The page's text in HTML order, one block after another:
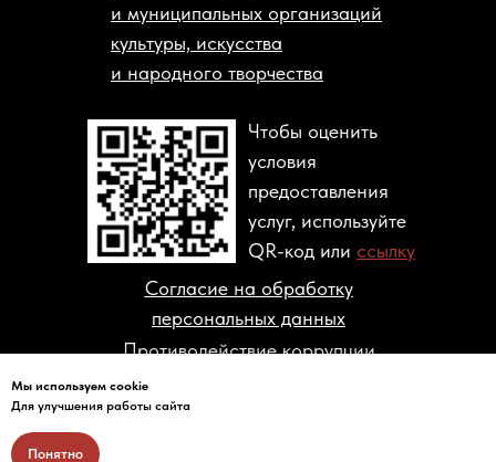
© 2004-2026 ГОСУДАРСТВЕННЫЙ
Согласие на обработку
персональных данных
Противодействие коррупции
Чтобы оценить
условия
предоставления
услуг, используйте
QR-код или ссылку
и муниципальных организаций
культуры, искусства
и народного творчества
Мы используем cookie
Для улучшения работы сайта
Понятно